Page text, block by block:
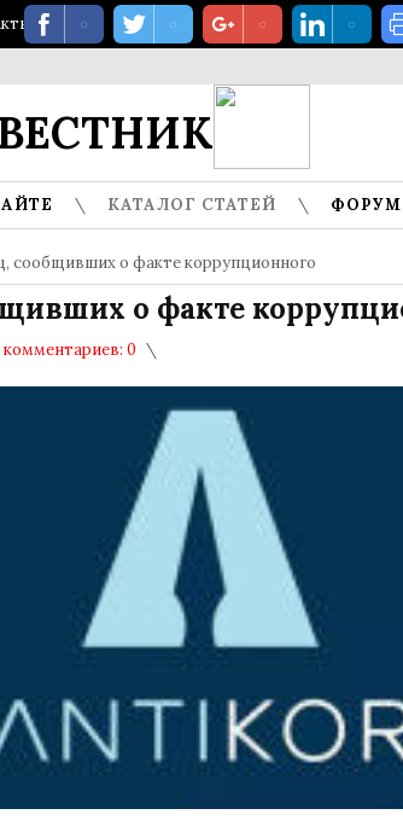
КАТАЛОГ СТАТЕЙ ФОРУМ
сообщивших о факте коррупционного
о факте
комментариев: 0